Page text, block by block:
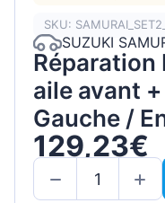
SKU:
SUZUKI
Réparation
aile avant
Gauche /
129,23€